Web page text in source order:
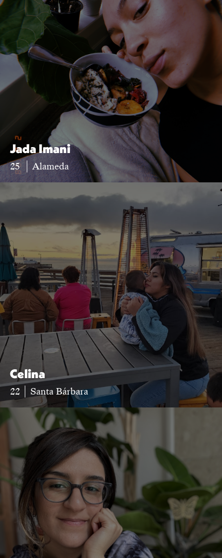
Jada Imani
25
Alameda
Celina
22
Santa Bárbara